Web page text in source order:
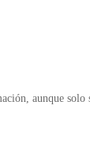
aunque solo